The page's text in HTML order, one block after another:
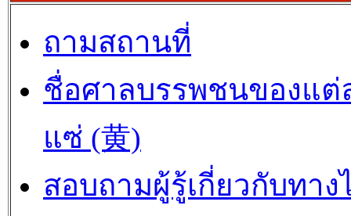
ถามสถานที่
ชื่อศาลบรรพชนของแต่
แซ่ (黄)
สอบถามผู้รู้เกี่ยวกับทาง